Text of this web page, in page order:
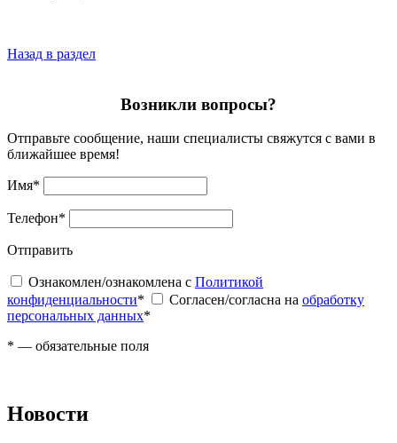
Назад в раздел
Возникли вопросы?
Отправьте сообщение, наши специалисты свяжутся с вами в
ближайшее время!
Имя*
Телефон*
Отправить
Ознакомлен/ознакомлена с Политикой
конфиденциальности* Согласен/согласна на обработку
персональных данных*
* — обязательные поля
Новости